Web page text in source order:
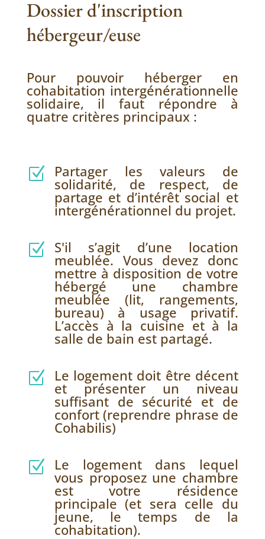
Dossier d'inscription
hébergeur/euse
Pour pouvoir héberger en
cohabitation intergénérationnelle
solidaire, il faut répondre à
quatre critères principaux :
Z Partager les valeurs de
solidarité, de respect, de
partage et d’intérêt social et
intergénérationnel du projet.
Z S'il s’agit d’une location
meublée. Vous devez donc
mettre à disposition de votre
hébergé une chambre
meublée (lit, rangements,
bureau) à usage privatif.
L’accès à la cuisine et à la
salle de bain est partagé.
Z Le logement doit être décent
et présenter un niveau
suffisant de sécurité et de
confort (reprendre phrase de
Cohabilis)
Z Le logement dans lequel
vous proposez une chambre
est votre résidence
principale (et sera celle du
jeune, le temps de la
cohabitation).